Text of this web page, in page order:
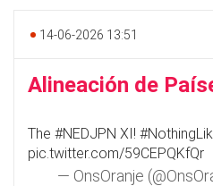
14-06-2026 13:51
Alineación de
The #NEDJPN XI!
pic.twitter.com/59CEPQKfQr
— OnsOranje